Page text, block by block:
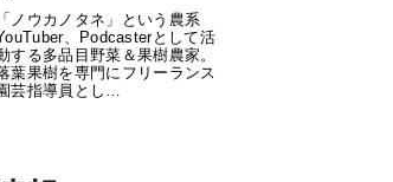
「ノウカノタネ」という農系
、Podcasterとして活
する多品目野菜＆果樹農家。
葉果樹を専門にフリーランス
芸指導員とし…